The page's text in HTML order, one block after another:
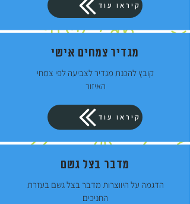
קיראו עוד
מגדיר צמחים אישי
קובץ להכנת מגדיר לצביעה לפי צמחי
האיזור
קיראו עוד
מדבר בצל גשם
הדגמה על היווצרות מדבר בצל גשם בעזרת
החניכים